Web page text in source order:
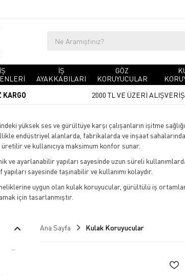
İŞ
İŞ
AYAKKABILARI
GÖZ
KORUYUCULAR
KARGO 2000 TL VE ÜZERİ
yüksek ses ve gürültüye karşı çalışanların işitme
endüstriyel alanlarda, fabrikalarda ve inşaat
ve kullanıcıya maksimum konfor sunar.
ve ayarlanabilir yapıları sayesinde uzun süreli
sayesinde taşınabilir ve kullanımı kolaydır.
uygun olan kulak koruyucular, gürültülü iş
için tasarlanmıştır.
Ana Sayfa Kulak Koruyucular